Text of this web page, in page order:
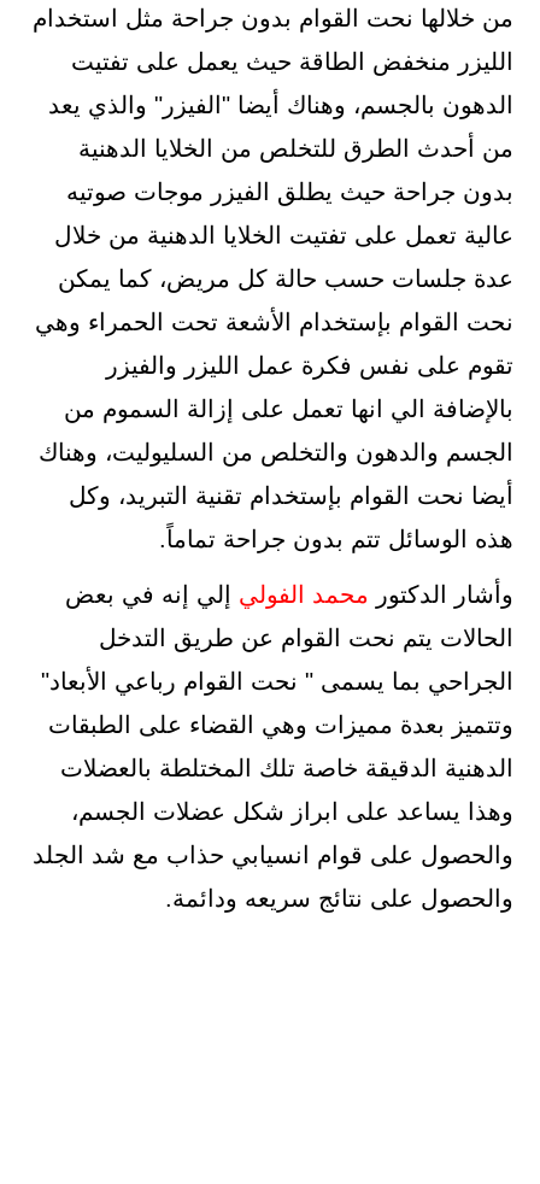
من خلالها نحت القوام بدون جراحة مثل استخدام
الليزر منخفض الطاقة حيث يعمل على تفتيت
الدهون بالجسم، وهناك أيضا "الفيزر" والذي يعد
من أحدث الطرق للتخلص من الخلايا الدهنية
بدون جراحة حيث يطلق الفيزر موجات صوتيه
عالية تعمل على تفتيت الخلايا الدهنية من خلال
عدة جلسات حسب حالة كل مريض، كما يمكن
نحت القوام بإستخدام الأشعة تحت الحمراء وهي
تقوم على نفس فكرة عمل الليزر والفيزر
بالإضافة الي انها تعمل على إزالة السموم من
الجسم والدهون والتخلص من السليوليت، وهناك
أيضا نحت القوام بإستخدام تقنية التبريد، وكل
هذه الوسائل تتم بدون جراحة تماماً.
وأشار الدكتور محمد الفولي إلي إنه في بعض
الحالات يتم نحت القوام عن طريق التدخل
الجراحي بما يسمى " نحت القوام رباعي الأبعاد"
وتتميز بعدة مميزات وهي القضاء على الطبقات
الدهنية الدقيقة خاصة تلك المختلطة بالعضلات
وهذا يساعد على ابراز شكل عضلات الجسم،
والحصول على قوام انسيابي حذاب مع شد الجلد
والحصول على نتائج سريعه ودائمة.